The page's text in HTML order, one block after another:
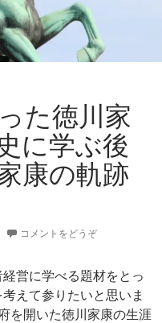
た徳川家
に学ぶ後
康の軌跡
コメントをどうぞ
営に学べる題材をとっ
えて参りたいと思いま
を開いた徳川家康の生涯